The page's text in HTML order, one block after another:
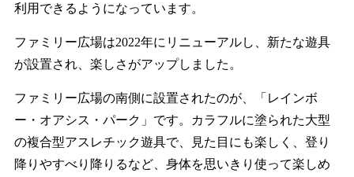
利用できるようになっています。
ファミリー広場は2022年にリニューアルし、新たな遊具
が設置され、楽しさがアップしました。
ファミリー広場の南側に設置されたのが、「レインボ
ー・オアシス・パーク」です。カラフルに塗られた大型
の複合型アスレチック遊具で、見た目にも楽しく、登り
降りやすべり降りるなど、身体を思いきり使って楽しめ